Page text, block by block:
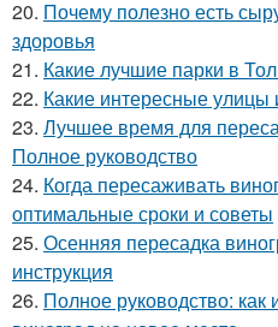
20. Почему полезно есть
здоровья
21. Какие лучшие парки в
22. Какие интересные улицы
23. Лучшее время для
Полное руководство
24. Когда пересаживать
оптимальные сроки и советы
25. Осенняя пересадка
инструкция
26. Полное руководство: как